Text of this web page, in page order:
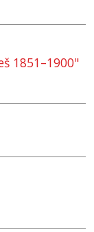
1851–1900"